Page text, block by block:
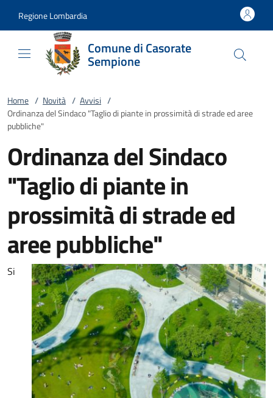
Regione Lombardia
Comune di Casorate
Sempione
Home / Novità / Avvisi /
Ordinanza del Sindaco "Taglio di piante in prossimità di strade ed aree
pubbliche"
Ordinanza del Sindaco
"Taglio di piante in
prossimità di strade ed
aree pubbliche"
Si